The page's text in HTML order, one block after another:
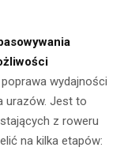
wydajności
urazów. Jest to
z roweru
na kilka etapów: